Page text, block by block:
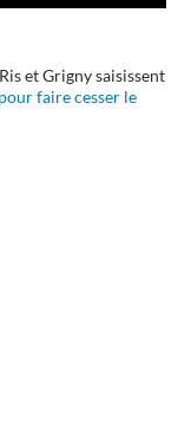
et Grigny saisissent
faire cesser le